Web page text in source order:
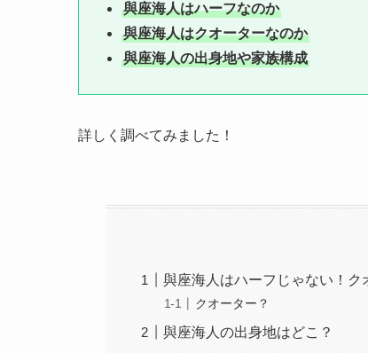
與座海人はハーフなのか
與座海人はクオーターなのか
與座海人の出身地や家族構成
詳しく調べてみました！
與座海人はハーフじゃない！ク
クオーター？
與座海人の出身地はどこ？